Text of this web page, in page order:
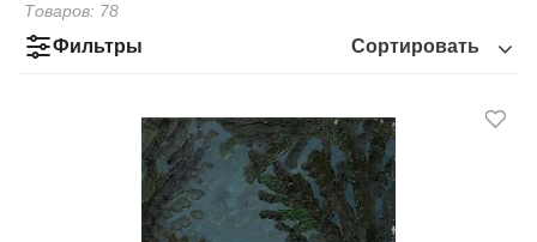
Фильтры Сортировать
Товаров: 78